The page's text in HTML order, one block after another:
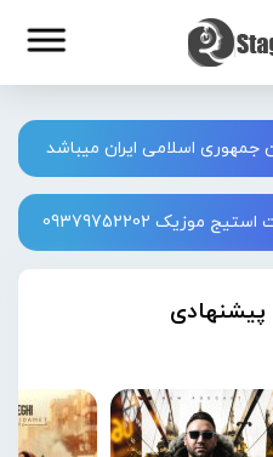
جمهوری اسلامی ایران میباشد
09379752202